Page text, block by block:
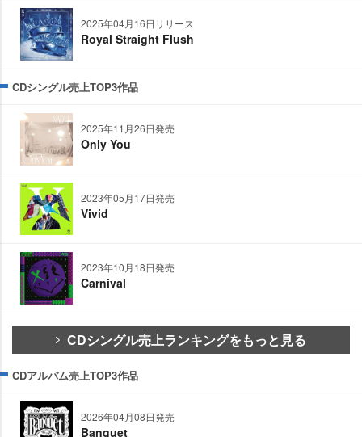
2025年04月16日リリース
Royal Straight Flush
CDシングル売上TOP3作品
2025年11月26日発売
Only You
2023年05月17日発売
Vivid
2023年10月18日発売
Carnival
CDシングル売上ランキングをもっと見る
CDアルバム売上TOP3作品
2026年04月08日発売
Banquet